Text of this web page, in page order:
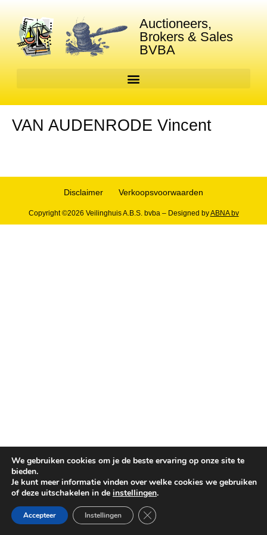
Auctioneers,
Brokers & Sales
BVBA
VAN AUDENRODE Vincent
Disclaimer Verkoopsvoorwaarden
Copyright ©2026 Veilinghuis A.B.S. bvba – Designed byABNA bv
We gebruiken cookies om je de beste ervaring op onze site te
bieden.
Je kunt meer informatie vinden over welke cookies we gebruiken
of deze uitschakelen in de instellingen.
Accepteer Instellingen Sluit AVG/GDPR cookie banner